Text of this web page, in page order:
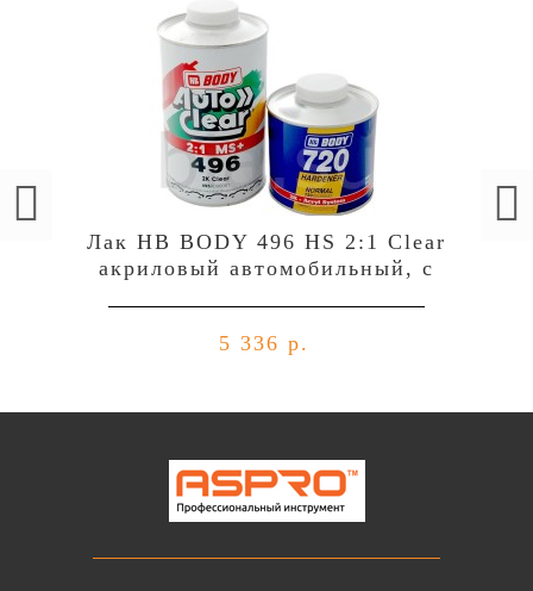
Лак HB BODY 496 HS 2:1 Clear
акриловый автомобильный, c
5 336 р.